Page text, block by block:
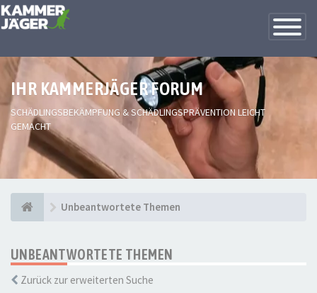
Toggle
IHR KAMMERJÄGER FORUM
SCHÄDLINGSBEKÄMPFUNG & SCHÄDLINGSPRÄVENTION LEICHT
GEMACHT
Unbeantwortete Themen
UNBEANTWORTETE THEMEN
Zurück zur erweiterten Suche